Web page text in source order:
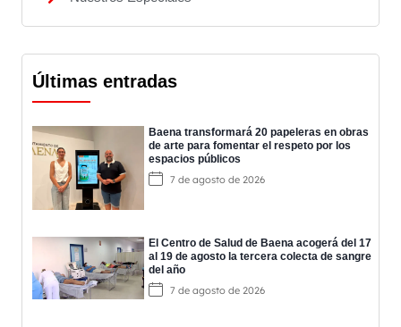
Últimas entradas
Baena transformará 20 papeleras en obras
de arte para fomentar el respeto por los
espacios públicos
7 de agosto de 2026
El Centro de Salud de Baena acogerá del 17
al 19 de agosto la tercera colecta de sangre
del año
7 de agosto de 2026